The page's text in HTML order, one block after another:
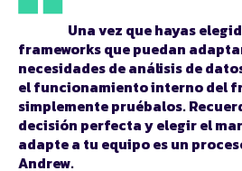
Una vez que hayas
frameworks que puedan
necesidades de análisis de
el funcionamiento interno del
simplemente pruébalos.
decisión perfecta y elegir el
adapte a tu equipo es un
Andrew.